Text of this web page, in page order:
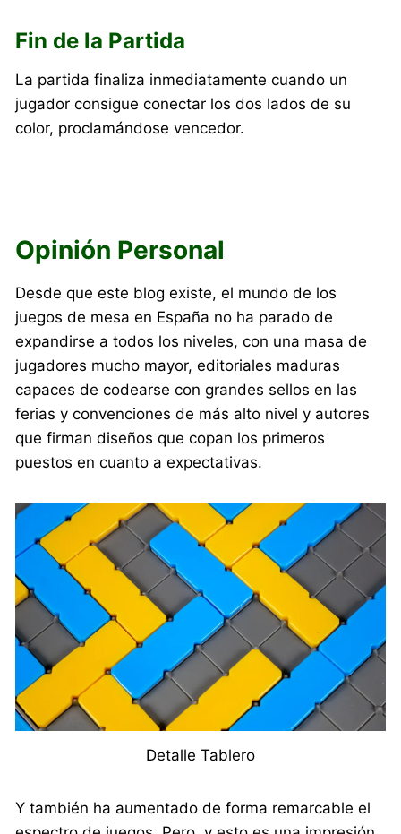
Fin de la Partida
La partida finaliza inmediatamente cuando un
jugador consigue conectar los dos lados de su
color, proclamándose vencedor.
Opinión Personal
Desde que este blog existe, el mundo de los
juegos de mesa en España no ha parado de
expandirse a todos los niveles, con una masa de
jugadores mucho mayor, editoriales maduras
capaces de codearse con grandes sellos en las
ferias y convenciones de más alto nivel y autores
que firman diseños que copan los primeros
puestos en cuanto a expectativas.
Detalle Tablero
Y también ha aumentado de forma remarcable el